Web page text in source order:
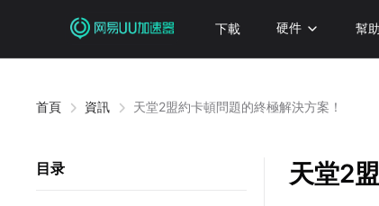
下載 硬件 幫助
首頁 資訊 天堂2盟約卡頓問題的終極解決方案！
目录 天堂2